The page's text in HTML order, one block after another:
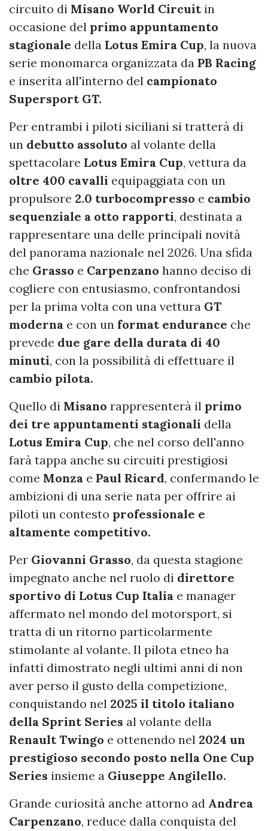
circuito di Misano World Circuitin
occasione del primo appuntamento
stagionale della Lotus Emira Cup, la nuova
serie monomarca organizzata da PB Racing
e inserita all'interno del campionato
Supersport GT.
Per entrambi i piloti siciliani si tratterà di
un debutto assoluto al volante della
spettacolare Lotus Emira Cup, vettura da
oltre 400 cavalli equipaggiata con un
propulsore 2.0 turbocompresso e cambio
sequenziale a otto rapporti, destinata a
rappresentare una delle principali novità
del panorama nazionale nel 2026. Una sfida
che Grasso e Carpenzano hanno deciso di
cogliere con entusiasmo, confrontandosi
per la prima volta con una vettura GT
moderna e con un format endurance che
prevede due gare della durata di 40
minuti, con la possibilità di effettuare il
cambio pilota.
Quello di Misano rappresenterà il primo
dei tre appuntamenti stagionali della
Lotus Emira Cup, che nel corso dell'anno
farà tappa anche su circuiti prestigiosi
come Monza e Paul Ricard, confermando le
ambizioni di una serie nata per offrire ai
piloti un contesto professionale e
altamente competitivo.
Per Giovanni Grasso, da questa stagione
impegnato anche nel ruolo di direttore
sportivo di Lotus Cup Italia e manager
affermato nel mondo del motorsport, si
tratta di un ritorno particolarmente
stimolante al volante. Il pilota etneo ha
infatti dimostrato negli ultimi anni di non
aver perso il gusto della competizione,
conquistando nel 2025 il titolo italiano
della Sprint Series al volante della
Renault Twingo e ottenendo nel 2024 un
prestigioso secondo posto nella One Cup
Series insieme a Giuseppe Angilello.
Grande curiosità anche attorno ad Andrea
Carpenzano, reduce dalla conquista del